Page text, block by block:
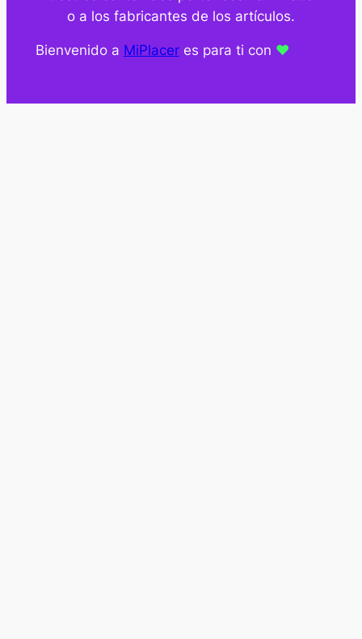
o a los fabricantes de los artículos.
Bienvenido a MiPlaceres para ti con ❤